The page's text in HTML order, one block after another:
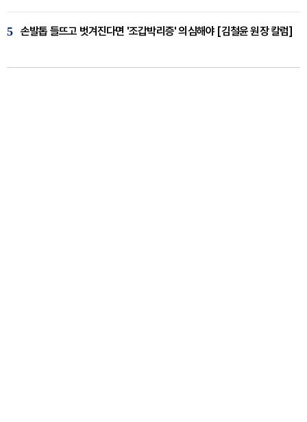
5 손발톱 들뜨고 벗겨진다면 '조갑박리증' 의심해야 [김철윤 원장 칼럼]